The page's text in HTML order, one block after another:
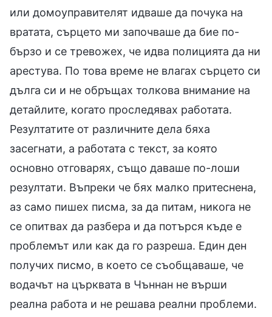
или домоуправителят идваше да почука на
вратата, сърцето ми започваше да бие по-
бързо и се тревожех, че идва полицията да ни
арестува. По това време не влагах сърцето си
дълга си и не обръщах толкова внимание на
детайлите, когато проследявах работата.
Резултатите от различните дела бяха
засегнати, а работата с текст, за която
основно отговарях, също даваше по-лоши
резултати. Въпреки че бях малко притеснена,
аз само пишех писма, за да питам, никога не
се опитвах да разбера и да потърся къде е
проблемът или как да го разреша. Един ден
получих писмо, в което се съобщаваше, че
водачът на църквата в Чъннан не върши
реална работа и не решава реални проблеми.